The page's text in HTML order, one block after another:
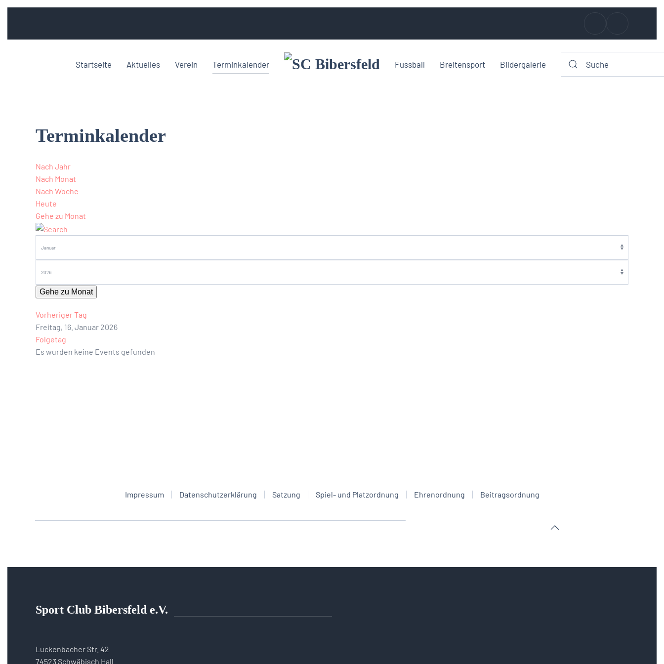
Startseite Aktuelles Verein Terminkalender Fussball Breitensport Bildergalerie
Terminkalender
Nach Jahr
Nach Monat
Nach Woche
Heute
Gehe zu Monat
Gehe zu Monat
Vorheriger Tag
Freitag, 16. Januar 2026
Folgetag
Es wurden keine Events gefunden
Impressum Datenschutzerklärung Satzung Spiel- und Platzordnung Ehrenordnung Beitragsordnung
Sport Club Bibersfeld e.V.
Luckenbacher Str. 42
74523 Schwäbisch Hall